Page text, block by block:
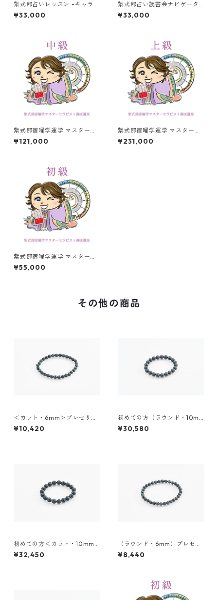
紫式部占いレッスン -キャラク
ター編-
¥33,000
紫式部占い読書会ナビゲータ
ー養成講座〜あなたの世界観
に“紫式部占い”のエッセンス
¥33,000
紫式部宿曜学運学 マスターセ
ラピスト養成講座 ◆中級
¥121,000
紫式部宿曜学運学 マスターセ
ラピスト養成講座 ◆上級
¥231,000
紫式部宿曜学運学 マスターセ
ラピスト養成講座 ◆初級
¥55,000
その他の商品
＜カット・6mm＞プレセリブ
ルーストーン ブレスレットLサ
イズ（18センチ）
¥10,420
初めての方（ラウンド・10m
m）プレセリブルーストーン
ブレスレットMサイズ（16セン
¥30,580
初めての方＜カット・10mm
＞プレセリブルーストーン ブ
レスレットLサイズ（18セン
¥32,450
（ラウンド・6mm）プレセリ
ブルーストーン ブレスレット
Mサイズ（16センチ）
¥8,440